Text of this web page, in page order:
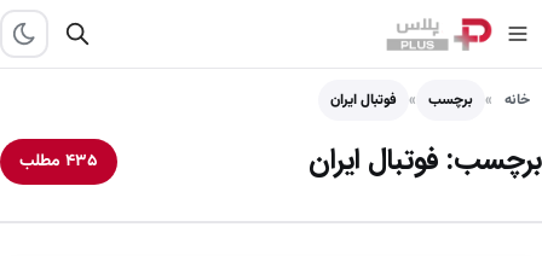
خانه برچسب فوتبال ایران
برچسب: فوتبال ایران ۴۳۵ مطلب